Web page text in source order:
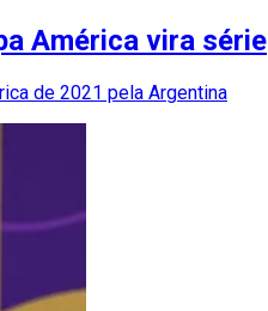
América vira série
de 2021 pela Argentina